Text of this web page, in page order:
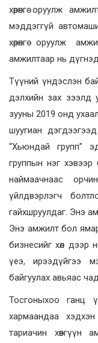
хөрөнгө оруулж
мэддэггүй
хөрөнгө оруулж
амжилтаар нь
Түүний үндэслэн
дэлхийн зах зээлд
зууны 2019 онд
шуугиан
“Хьюндай групп”
группын нэг
наймаачнаас
үйлдвэрлэгч
гайхшруулдаг. Энэ
Энэ амжилт бол
бизнесийг хөл дээр
үеэ, ирээдүйгээ
байгуулах авьяас
Тосгоныхоо ганц
хармаандаа
тариачин хөвгүүн